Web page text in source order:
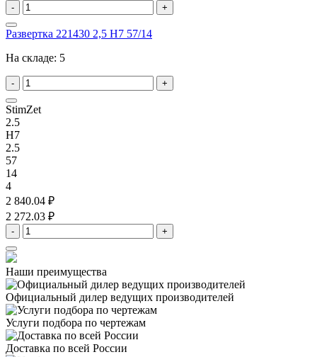
- +
Развертка 221430 2,5 H7 57/14
На складе: 5
- +
StimZet
2.5
H7
2.5
57
14
4
2 840.04 ₽
2 272.03 ₽
- +
Наши преимущества
Официальный дилер ведущих производителей
Услуги подбора по чертежам
Доставка по всей России